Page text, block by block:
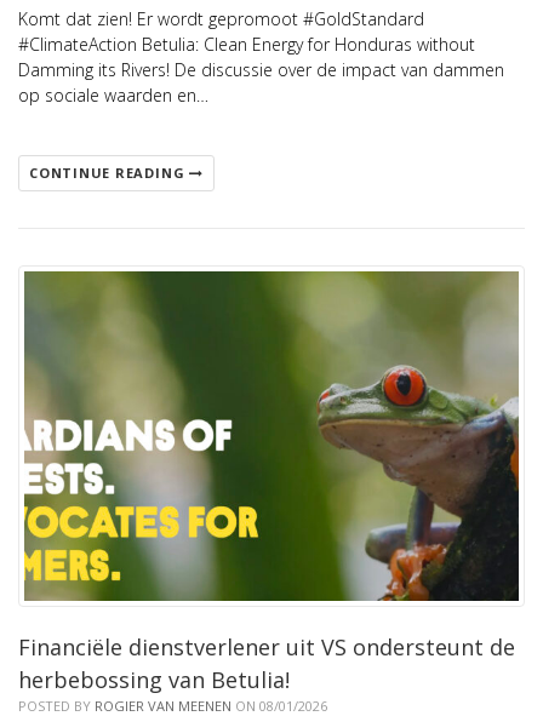
Komt dat zien! Er wordt gepromoot #GoldStandard
#ClimateAction Betulia: Clean Energy for Honduras without
Damming its Rivers! De discussie over de impact van dammen
op sociale waarden en…
CONTINUE READING
Financiële dienstverlener uit VS ondersteunt de
herbebossing van Betulia!
POSTED BY ROGIER VAN MEENEN ON 08/01/2026